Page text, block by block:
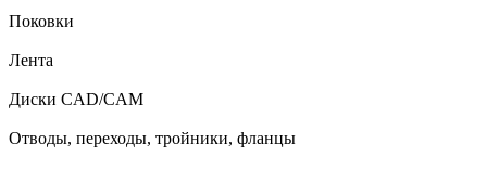
Поковки
Лента
Диски CAD/CAM
Отводы, переходы, тройники, фланцы